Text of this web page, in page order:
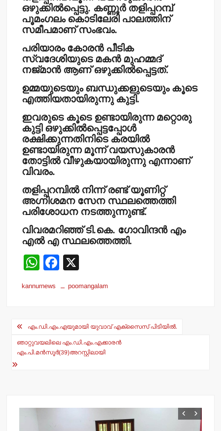
ഒഴുക്കിൽപ്പെട്ടു. കണ്ണൂർ തളിപ്പറമ്പ്
പൂമംഗലം കൊടിലേരി പാലത്തിന്
സമീപമാണ് സംഭവം.
പരിയാരം കോരൻ പീടിക
സ്വദേശിയുടെ മകൻ മുഹമ്മദ്
നജ്മാൻ ആണ് ഒഴുക്കിൽപ്പെട്ടത്.
ഉമ്മയുടെയും ബന്ധുക്കളുടെയും കൂടെ
എത്തിയതായിരുന്നു കുട്ടി.
ഇവരുടെ കൂടെ ഉണ്ടായിരുന്ന മറ്റൊരു
കുട്ടി ഒഴുക്കിൽപ്പെട്ടപ്പോൾ
രക്ഷിക്കുന്നതിനിടെ കരയിൽ
ഉണ്ടായിരുന്ന മൂന്ന് വയസുകാരൻ
തോട്ടിൽ വീഴുകയായിരുന്നു എന്നാണ്
വിവരം.
തളിപ്പറമ്പിൽ നിന്ന്രണ്ട് യൂണിറ്റ്
അഗ്നിശമന സേന സ്ഥലത്തെത്തി
പരിശോധന നടത്തുന്നുണ്ട്.
വിവരമറിഞ്ഞ് ടി.കെ. ഗോവിന്ദൻ എം
എൽ എ സ്ഥലത്തെത്തി.
W
at
A
p
p
F
c
b
o
o
kannurnews poomangalam
Post
navigation
എം.ഡി.എം.എയുമായി യുവാവ് എക്‌സൈസ് പിടിയില്‍.
ഞാറ്റുവയലിലെ എം.ഡി.എം.എക്കാരന്‍
എം.പി.മന്‍സൂര്‍(39)അറസ്റ്റിലായി